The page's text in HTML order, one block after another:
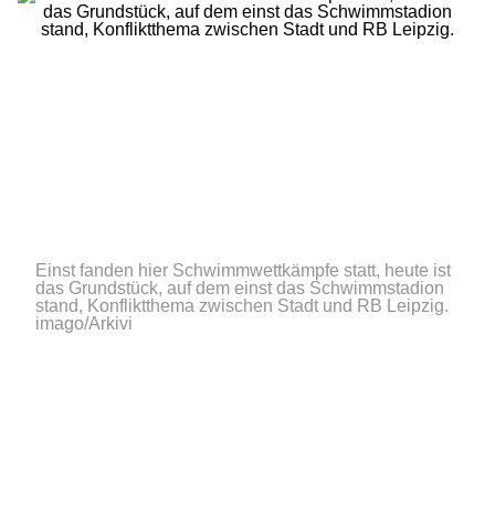
Einst fanden hier Schwimmwettkämpfe statt, heute ist
das Grundstück, auf dem einst das Schwimmstadion
stand, Konfliktthema zwischen Stadt und RB Leipzig.
imago/Arkivi